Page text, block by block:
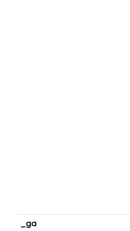
_ga